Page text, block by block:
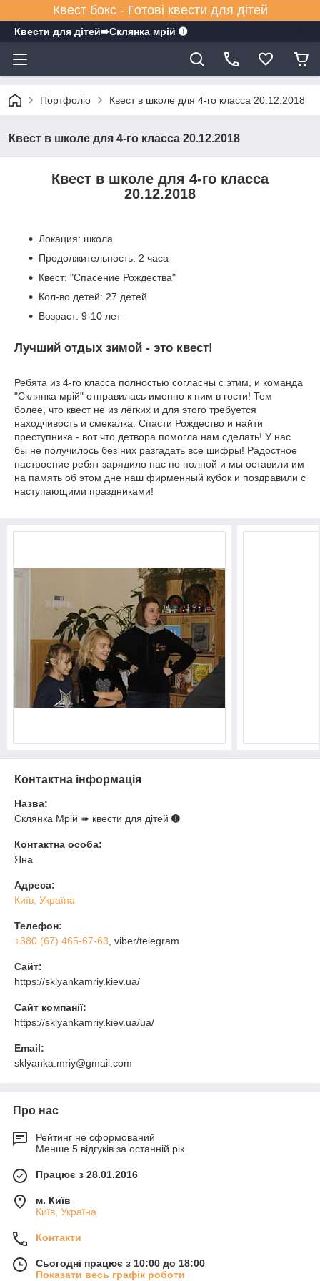
Квест бокс - Готові квести для дітей
Квести для дітей➠Склянка мрiй ➊
Портфоліо Квест в школе для 4-го класса 20.12.2018
Квест в школе для 4-го класса 20.12.2018
Квест в школе для 4-го класса
20.12.2018
Локация: школа
Продолжительность: 2 часа
Квест: "Спасение Рождества"
Кол-во детей: 27 детей
Возраст: 9-10 лет
Лучший отдых зимой - это квест!
Ребята из 4-го класса полностью согласны с этим, и команда
"Склянка мрiй" отправилась именно к ним в гости! Тем
более, что квест не из лёгких и для этого требуется
находчивость и смекалка. Спасти Рождество и найти
преступника - вот что детвора помогла нам сделать! У нас
бы не получилось без них разгадать все шифры! Радостное
настроение ребят зарядило нас по полной и мы оставили им
на память об этом дне наш фирменный кубок и поздравили с
наступающими праздниками!
Контактна інформація
Назва:
Склянка Мрiй ➠ квести для дітей ➊
Контактна особа:
Яна
Адреса:
Київ, Україна
Телефон:
+380 (67) 465-67-63 , viber/telegram
Сайт:
https://sklyankamriy.kiev.ua/
Сайт компанії:
https://sklyankamriy.kiev.ua/ua/
Email:
sklyanka.mriy@gmail.com
Про нас
Рейтинг не сформований
Менше 5 відгуків за останній рік
Працює з 28.01.2016
м. Київ
Київ, Україна
Контакти
Сьогодні працює з 10:00 до 18:00
Показати весь графік роботи